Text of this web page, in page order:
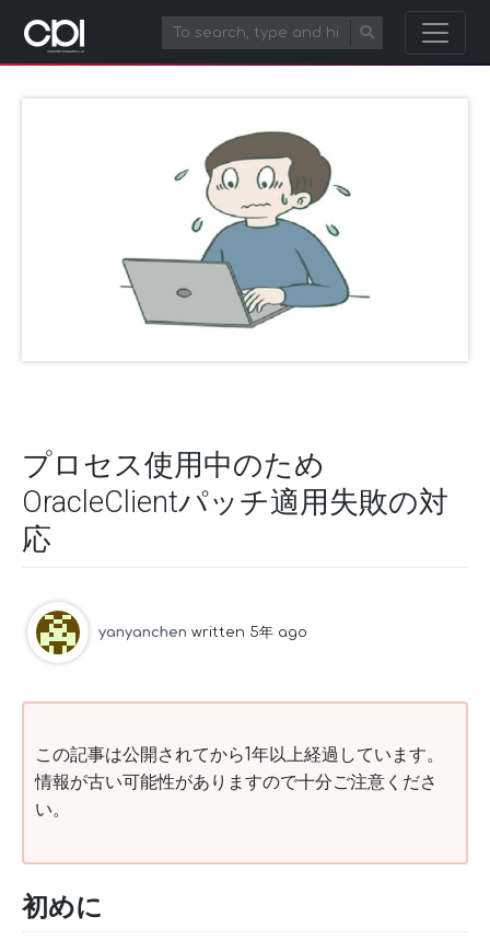
プロセス使用中のため
OracleClientパッチ適用失敗の対
応
yanyanchen written 5年 ago
この記事は公開されてから1年以上経過しています。
情報が古い可能性がありますので十分ご注意くださ
い。
初めに